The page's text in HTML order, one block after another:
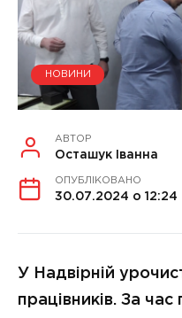
НОВИНИ
АВТОР
Осташук Іванна
ОПУБЛІКОВАНО
30.07.2024 о 12:24
У Надвірній
працівників. За